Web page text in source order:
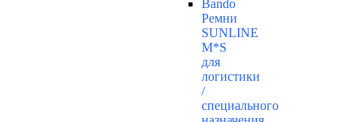
Bando
Ремни
SUNLINE
M*S
для
логистики
/
специального